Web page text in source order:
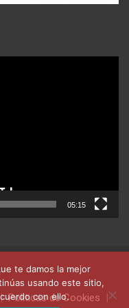
05:15
Politicas de Cookies
te damos la mejor
usando este sitio,
con ello.